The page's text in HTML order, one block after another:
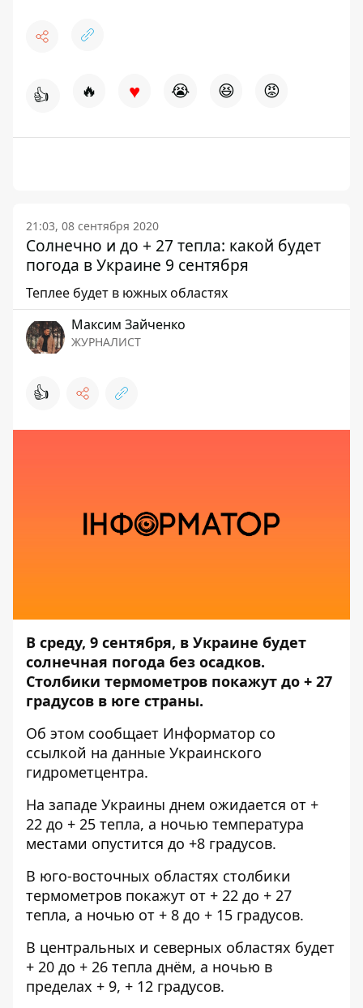
👍 🔥 ♥ 😭 😆 😡
21:03, 08 сентября 2020
Солнечно и до + 27 тепла: какой будет
погода в Украине 9 сентября
Теплее будет в южных областях
Максим Зайченко
ЖУРНАЛИСТ
👍
В среду, 9 сентября, в Украине будет
солнечная погода без осадков.
Столбики термометров покажут до + 27
градусов в юге страны.
Об этом сообщает Информатор со
ссылкой на данные Украинского
гидрометцентра.
На западе Украины днем ожидается от +
22 до + 25 тепла, а ночью температура
местами опустится до +8 градусов.
В юго-восточных областях столбики
термометров покажут от + 22 до + 27
тепла, а ночью от + 8 до + 15 градусов.
В центральных и северных областях будет
+ 20 до + 26 тепла днём, а ночью в
пределах + 9, + 12 градусов.